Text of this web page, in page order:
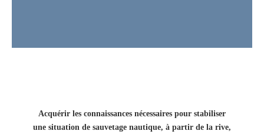
Acquérir les connaissances nécessaires pour stabiliser
une situation de sauvetage nautique, à partir de la rive,